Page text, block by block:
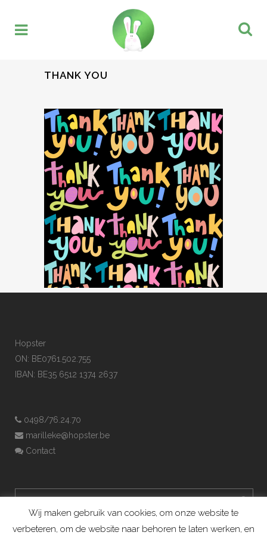
THANK YOU
Hopster
ON: BE0761.502.755
IBAN: BE35 6512 1374 2637
0498/76.24.70
marilleke@hopster.be
Contact
Wij maken gebruik van cookies, om onze website te
verbeteren, om de website naar behoren te laten werken, en